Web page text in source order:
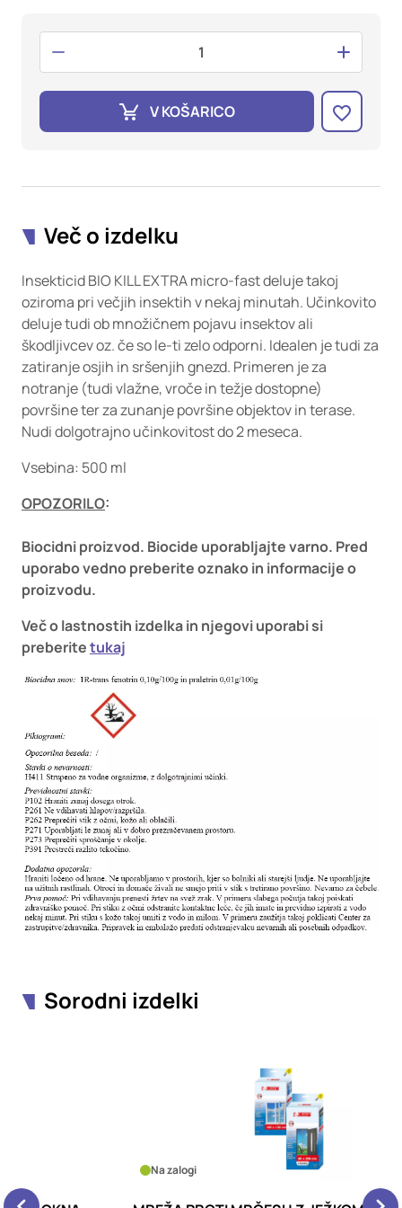
V KOŠARICO
Več o izdelku
Insekticid BIO KILL EXTRA micro-fast deluje takoj
oziroma pri večjih insektih v nekaj minutah. Učinkovito
deluje tudi ob množičnem pojavu insektov ali
škodljivcev oz. če so le-ti zelo odporni. Idealen je tudi za
zatiranje osjih in sršenjih gnezd. Primeren je za
notranje (tudi vlažne, vroče in težje dostopne)
površine ter za zunanje površine objektov in terase.
Nudi dolgotrajno učinkovitost do 2 meseca.
Vsebina: 500 ml
OPOZORILO:
Biocidni proizvod. Biocide uporabljajte varno. Pred
uporabo vedno preberite oznako in informacije o
proizvodu.
Več o lastnostih izdelka in njegovi uporabi si
preberitetukaj
Sorodni izdelki
edinstveno prepoznavanje vašega brskalnika in naprave. Če
zavrnete uporabo teh piškotkov, ne boste deležni našega
ciljnega spletnega oglaševanja.